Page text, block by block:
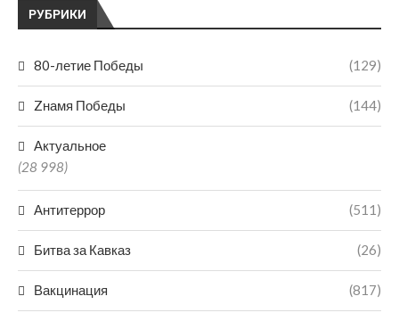
РУБРИКИ
80-летие Победы (129)
Zнамя Победы (144)
Актуальное
(28 998)
Антитеррор (511)
Битва за Кавказ (26)
Вакцинация (817)